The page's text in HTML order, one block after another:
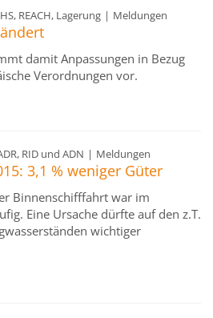
REACH, Lagerung | Meldungen
damit Anpassungen in Bezug
Verordnungen vor.
RID und ADN | Meldungen
3,1 % weniger Güter
Binnenschifffahrt war im
Eine Ursache dürfte auf den z.T.
wichtiger